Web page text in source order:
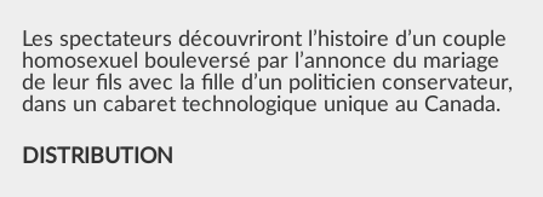
Les spectateurs découvriront l’histoire d’un couple
homosexuel bouleversé par l’annonce du mariage
de leur fils avec la fille d’un politicien conservateur,
dans un cabaret technologique unique au Canada.
DISTRIBUTION